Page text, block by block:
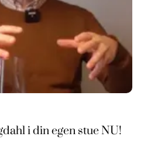
i din egen stue NU!